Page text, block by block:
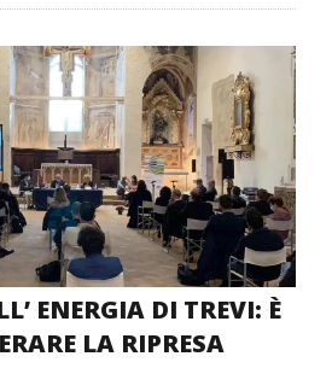
ENERGIA DI TREVI: È
LA RIPRESA